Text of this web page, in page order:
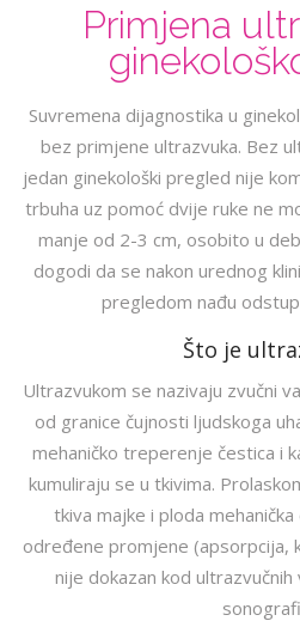
Primjena
Suvremena dijagnostika u
bez primjene ultrazvuka. Bez
jedan ginekološki pregled nije
trbuha uz pomoć dvije ruke ne
manje od 2-3 cm, osobito u
dogodi da se nakon urednog
pregledom nađu
Što je
Ultrazvukom se nazivaju zvučni
od granice čujnosti ljudskoga
mehaničko treperenje čestica i
kumuliraju se u tkivima.
tkiva majke i ploda
određene promjene (apsorpcija,
nije dokazan kod